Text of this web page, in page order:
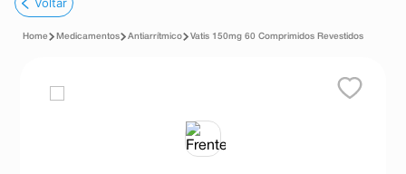
1º fralda
pampers confort sec max
Medicamentos Antiarrítmico Vatis 150mg 60 Comprimidos Revestidos